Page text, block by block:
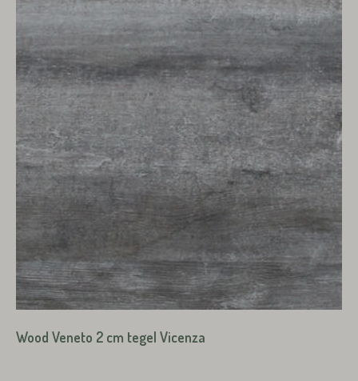
Wood Veneto 2 cm tegel Vicenza
Toevoeging
Straat*
Plaats*
VERSTUREN
Plaats*
VERSTUREN